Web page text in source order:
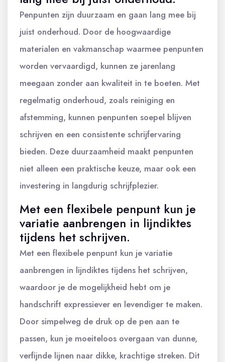
Penpunten zijn duurzaam en gaan lang mee bij
juist onderhoud. Door de hoogwaardige
materialen en vakmanschap waarmee penpunten
worden vervaardigd, kunnen ze jarenlang
meegaan zonder aan kwaliteit in te boeten. Met
regelmatig onderhoud, zoals reiniging en
afstemming, kunnen penpunten soepel blijven
schrijven en een consistente schrijfervaring
bieden. Deze duurzaamheid maakt penpunten
niet alleen een praktische keuze, maar ook een
investering in langdurig schrijfplezier.
Met een flexibele penpunt kun je
variatie aanbrengen in lijndiktes
tijdens het schrijven.
Met een flexibele penpunt kun je variatie
aanbrengen in lijndiktes tijdens het schrijven,
waardoor je de mogelijkheid hebt om je
handschrift expressiever en levendiger te maken.
Door simpelweg de druk op de pen aan te
passen, kun je moeiteloos overgaan van dunne,
verfijnde lijnen naar dikke, krachtige streken. Dit